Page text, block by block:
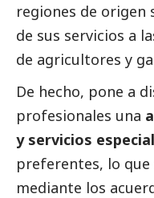
regiones de origen
de sus servicios a
de agricultores y
De hecho, pone a
profesionales una
y servicios
preferentes, lo
mediante los